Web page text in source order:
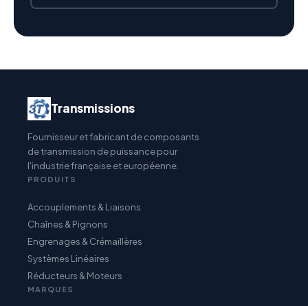
Transmissions
Fournisseur et fabricant de composants
de transmission de puissance pour
l'industrie française et européenne.
PRODUITS
Accouplements & Liaisons
Chaînes & Pignons
Engrenages & Crémaillères
Systèmes Linéaires
Réducteurs & Moteurs
MARQUES